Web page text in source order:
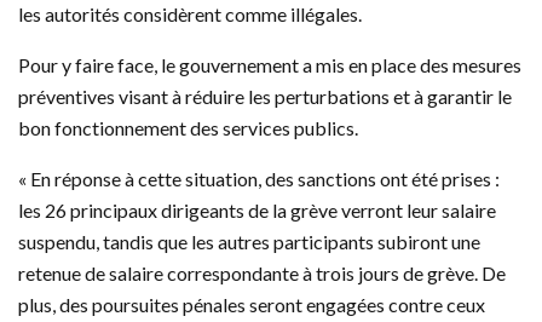
les autorités considèrent comme illégales.
Pour y faire face, le gouvernement a mis en place des mesures
préventives visant à réduire les perturbations et à garantir le
bon fonctionnement des services publics.
« En réponse à cette situation, des sanctions ont été prises :
les 26 principaux dirigeants de la grève verront leur salaire
suspendu, tandis que les autres participants subiront une
retenue de salaire correspondante à trois jours de grève. De
plus, des poursuites pénales seront engagées contre ceux